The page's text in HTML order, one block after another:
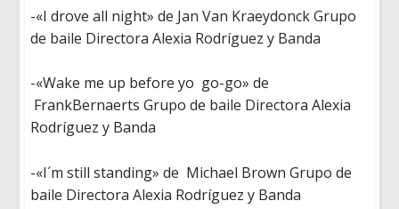
-«I drove all night» de Jan Van KraeydonckGrupo
de baile Directora Alexia Rodríguez y Banda
-«Wake me up beforeyo go-go» de
FrankBernaerts Grupo de baile Directora Alexia
Rodríguez y Banda
-«I´m still standing»de Michael Brown Grupo de
baile Directora Alexia Rodríguez y Banda